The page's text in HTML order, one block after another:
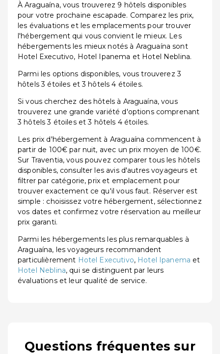
À Araguaína, vous trouverez 9 hôtels disponibles
pour votre prochaine escapade. Comparez les prix,
les évaluations et les emplacements pour trouver
l'hébergement qui vous convient le mieux. Les
hébergements les mieux notés à Araguaína sont
Hotel Executivo, Hotel Ipanema et Hotel Neblina.
Parmi les options disponibles, vous trouverez 3
hôtels 3 étoiles et 3 hôtels 4 étoiles.
Si vous cherchez des hôtels à Araguaína, vous
trouverez une grande variété d'options comprenant
3 hôtels 3 étoiles et 3 hôtels 4 étoiles.
Les prix d'hébergement à Araguaína commencent à
partir de 100€ par nuit, avec un prix moyen de 100€.
Sur Traventia, vous pouvez comparer tous les hôtels
disponibles, consulter les avis d'autres voyageurs et
filtrer par catégorie, prix et emplacement pour
trouver exactement ce qu'il vous faut. Réserver est
simple : choisissez votre hébergement, sélectionnez
vos dates et confirmez votre réservation au meilleur
prix garanti.
Parmi les hébergements les plus remarquables à
Araguaína, les voyageurs recommandent
particulièrement Hotel Executivo, Hotel Ipanema et
Hotel Neblina, qui se distinguent par leurs
évaluations et leur qualité de service.
Questions fréquentes sur